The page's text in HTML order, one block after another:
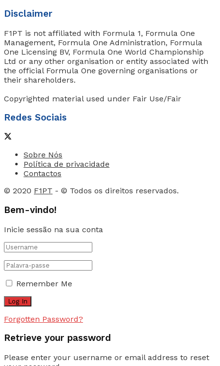
Disclaimer
F1PT is not affiliated with Formula 1, Formula One
Management, Formula One Administration, Formula
One Licensing BV, Formula One World Championship
Ltd or any other organisation or entity associated with
the official Formula One governing organisations or
their shareholders.
Copyrighted material used under Fair Use/Fair
Redes Sociais
Sobre Nós
Política de privacidade
Contactos
© 2020 F1PT - © Todos os direitos reservados.
Bem-vindo!
Inicie sessão na sua conta
Remember Me
Forgotten Password?
Retrieve your password
Please enter your username or email address to reset